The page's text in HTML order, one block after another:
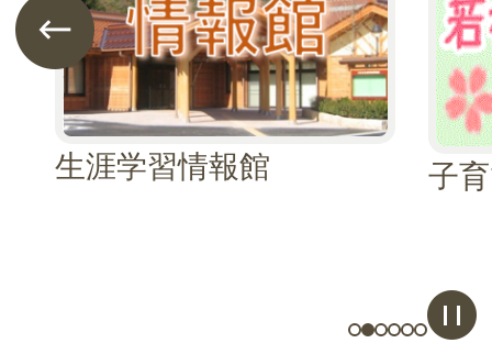
前のスライドを表示
ス
ラ
イ
ド
生涯学習情報館
ス
ラ
イ
ド
子
1枚目のスライドを
2枚目のスライド
3枚目のスライ
4枚目のスラ
5枚目のス
6枚目の